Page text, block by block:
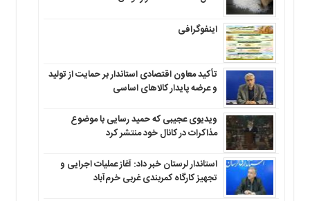
اینفوگرافی
تأکید معاون اقتصادی استاندار بر حمایت از تولید
و عرضه پایدار کالاهای اساسی
ویدیوی عجیبی که حمید رسایی با موضوع
مذاکرات در کانال خود منتشر کرد
استاندار لرستان خبر داد: آغاز عملیات اجرایی و
تجهیز کارگاه کمربندی غربی خرم‌آباد